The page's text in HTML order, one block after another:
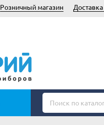
Розничный магазин